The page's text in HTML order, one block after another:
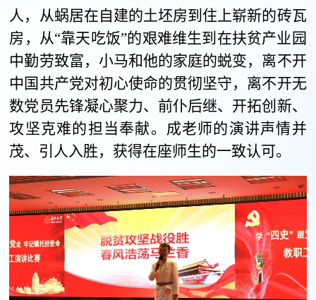
人，从蜗居在自建的土坯房到住上崭新的砖瓦
房，从“靠天吃饭”的艰难维生到在扶贫产业园
中勤劳致富，小马和他的家庭的蜕变，离不开
中国共产党对初心使命的贯彻坚守，离不开无
数党员先锋凝心聚力、前仆后继、开拓创新、
攻坚克难的担当奉献。成老师的演讲声情并
茂、引人入胜，获得在座师生的一致认可。